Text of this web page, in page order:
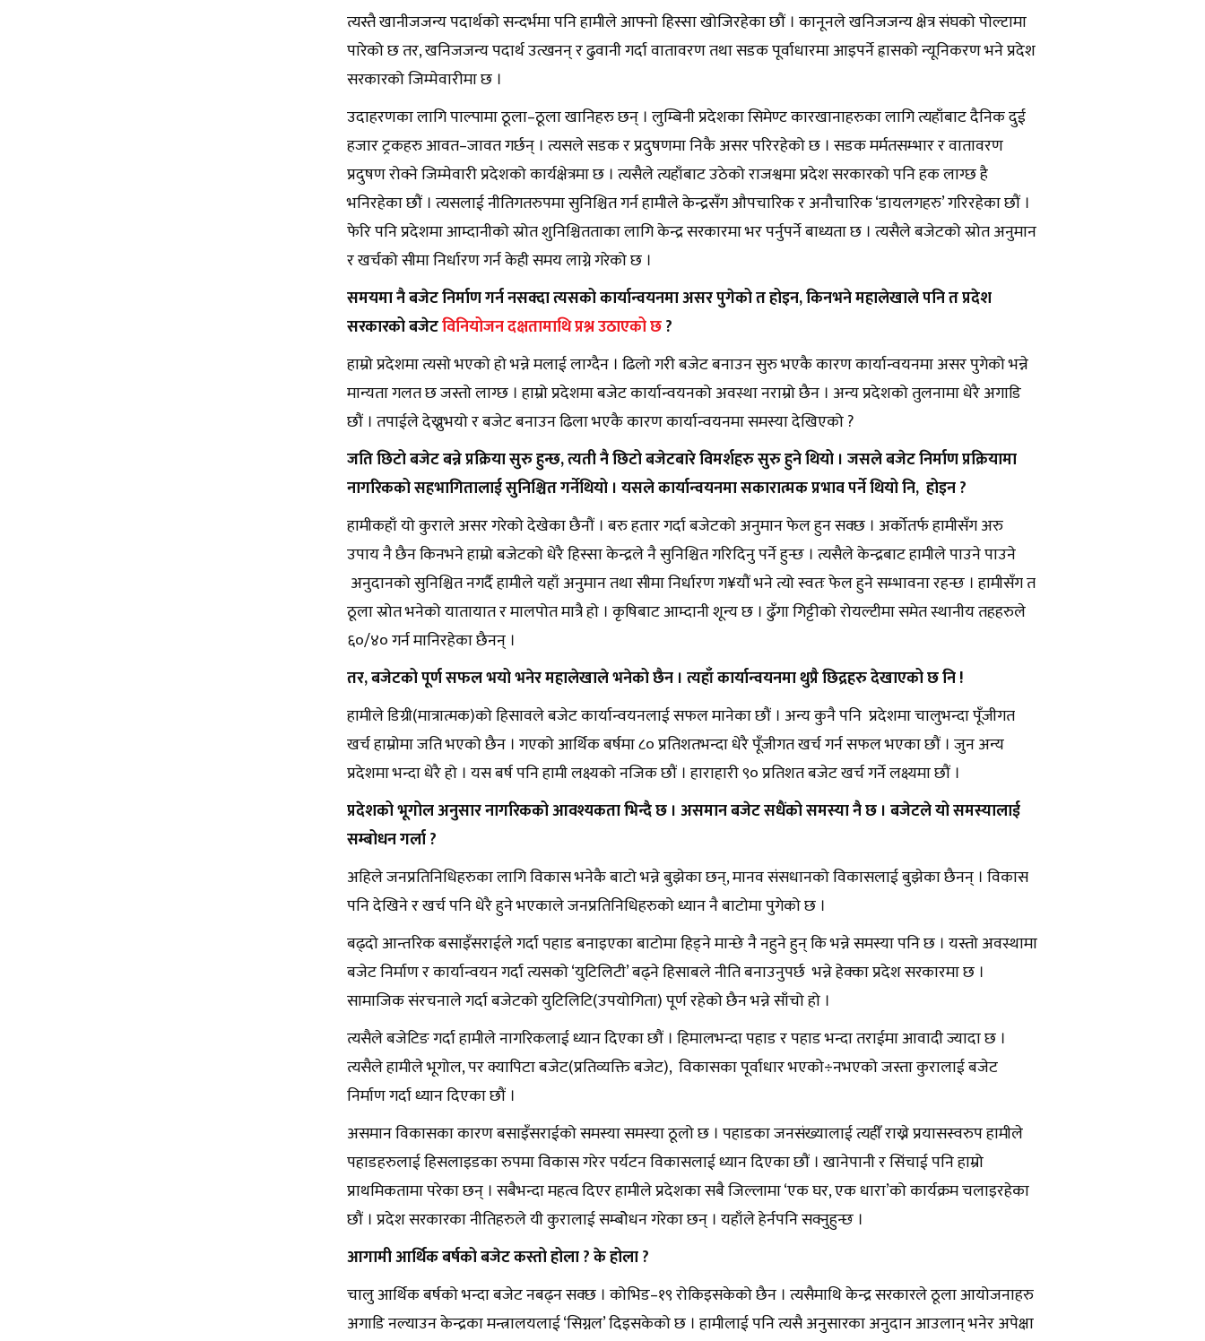
त्यस्तै खानीजजन्य पदार्थको सन्दर्भमा पनि हामीले आफ्नो हिस्सा खोजिरहेका छौं । कानूनले खनिजजन्य क्षेत्र संघको पोल्टामा
पारेको छ तर, खनिजजन्य पदार्थ उत्खनन् र ढुवानी गर्दा वातावरण तथा सडक पूर्वाधारमा आइपर्ने ह्रासको न्यूनिकरण भने प्रदेश
सरकारको जिम्मेवारीमा छ ।
उदाहरणका लागि पाल्पामा ठूला–ठूला खानिहरु छन् । लुम्बिनी प्रदेशका सिमेण्ट कारखानाहरुका लागि त्यहाँबाट दैनिक दुई
हजार ट्रकहरु आवत–जावत गर्छन् । त्यसले सडक र प्रदुषणमा निकै असर परिरहेको छ । सडक मर्मतसम्भार र वातावरण
प्रदुषण रोक्ने जिम्मेवारी प्रदेशको कार्यक्षेत्रमा छ । त्यसैले त्यहाँबाट उठेको राजश्वमा प्रदेश सरकारको पनि हक लाग्छ है
भनिरहेका छौं । त्यसलाई नीतिगतरुपमा सुनिश्चित गर्न हामीले केन्द्रसँग औपचारिक र अनौचारिक ‘डायलगहरु’ गरिरहेका छौं ।
फेरि पनि प्रदेशमा आम्दानीको स्रोत शुनिश्चितताका लागि केन्द्र सरकारमा भर पर्नुपर्ने बाध्यता छ । त्यसैले बजेटको स्रोत अनुमान
र खर्चको सीमा निर्धारण गर्न केही समय लाग्ने गरेको छ ।
समयमा नै बजेट निर्माण गर्न नसक्दा त्यसको कार्यान्वयनमा असर पुगेको त होइन, किनभने महालेखाले पनि त प्रदेश
सरकारको बजेटविनियोजन दक्षतामाथि प्रश्न उठाएको छ?
हाम्रो प्रदेशमा त्यसो भएको हो भन्ने मलाई लाग्दैन । ढिलो गरी बजेट बनाउन सुरु भएकै कारण कार्यान्वयनमा असर पुगेको भन्ने
मान्यता गलत छ जस्तो लाग्छ । हाम्रो प्रदेशमा बजेट कार्यान्वयनको अवस्था नराम्रो छैन । अन्य प्रदेशको तुलनामा धेरै अगाडि
छौं । तपाईले देख्नुभयो र बजेट बनाउन ढिला भएकै कारण कार्यान्वयनमा समस्या देखिएको ?
जति छिटो बजेट बन्ने प्रक्रिया सुरु हुन्छ, त्यती नै छिटो बजेटबारे विमर्शहरु सुरु हुने थियो । जसले बजेट निर्माण प्रक्रियामा
नागरिकको सहभागितालाई सुनिश्चित गर्नेथियो । यसले कार्यान्वयनमा सकारात्मक प्रभाव पर्ने थियो नि, होइन ?
हामीकहाँ यो कुराले असर गरेको देखेका छैनौं । बरु हतार गर्दा बजेटको अनुमान फेल हुन सक्छ । अर्कोतर्फ हामीसँग अरु
उपाय नै छैन किनभने हाम्रो बजेटको धेरै हिस्सा केन्द्रले नै सुनिश्चित गरिदिनु पर्ने हुन्छ । त्यसैले केन्द्रबाट हामीले पाउने पाउने
अनुदानको सुनिश्चित नगर्दै हामीले यहाँ अनुमान तथा सीमा निर्धारण ग¥यौं भने त्यो स्वतः फेल हुने सम्भावना रहन्छ । हामीसँग त
ठूला स्रोत भनेको यातायात र मालपोत मात्रै हो । कृषिबाट आम्दानी शून्य छ । ढुँगा गिट्टीको रोयल्टीमा समेत स्थानीय तहहरुले
६०/४० गर्न मानिरहेका छैनन् ।
तर, बजेटको पूर्ण सफल भयो भनेर महालेखाले भनेको छैन । त्यहाँ कार्यान्वयनमा थुप्रै छिद्रहरु देखाएको छ नि !
हामीले डिग्री(मात्रात्मक)को हिसावले बजेट कार्यान्वयनलाई सफल मानेका छौं । अन्य कुनै पनि प्रदेशमा चालुभन्दा पूँजीगत
खर्च हाम्रोमा जति भएको छैन । गएको आर्थिक बर्षमा ८० प्रतिशतभन्दा धेरै पूँजीगत खर्च गर्न सफल भएका छौं । जुन अन्य
प्रदेशमा भन्दा धेरै हो । यस बर्ष पनि हामी लक्ष्यको नजिक छौं । हाराहारी ९० प्रतिशत बजेट खर्च गर्ने लक्ष्यमा छौं ।
प्रदेशको भूगोल अनुसार नागरिकको आवश्यकता भिन्दै छ । असमान बजेट सधैंको समस्या नै छ । बजेटले यो समस्यालाई
सम्बोधन गर्ला ?
अहिले जनप्रतिनिधिहरुका लागि विकास भनेकै बाटो भन्ने बुझेका छन्, मानव संसधानको विकासलाई बुझेका छैनन् । विकास
पनि देखिने र खर्च पनि धेरै हुने भएकाले जनप्रतिनिधिहरुको ध्यान नै बाटोमा पुगेको छ ।
बढ्दो आन्तरिक बसाइँसराईले गर्दा पहाड बनाइएका बाटोमा हिड्ने मान्छे नै नहुने हुन् कि भन्ने समस्या पनि छ । यस्तो अवस्थामा
बजेट निर्माण र कार्यान्वयन गर्दा त्यसको ‘युटिलिटी’ बढ्ने हिसाबले नीति बनाउनुपर्छ भन्ने हेक्का प्रदेश सरकारमा छ ।
सामाजिक संरचनाले गर्दा बजेटको युटिलिटि(उपयोगिता) पूर्ण रहेको छैन भन्ने साँचो हो ।
त्यसैले बजेटिङ गर्दा हामीले नागरिकलाई ध्यान दिएका छौं । हिमालभन्दा पहाड र पहाड भन्दा तराईमा आवादी ज्यादा छ ।
त्यसैले हामीले भूगोल, पर क्यापिटा बजेट(प्रतिव्यक्ति बजेट), विकासका पूर्वाधार भएको÷नभएको जस्ता कुरालाई बजेट
निर्माण गर्दा ध्यान दिएका छौं ।
असमान विकासका कारण बसाइँसराईको समस्या समस्या ठूलो छ । पहाडका जनसंख्यालाई त्यहीँ राख्ने प्रयासस्वरुप हामीले
पहाडहरुलाई हिसलाइडका रुपमा विकास गरेर पर्यटन विकासलाई ध्यान दिएका छौं । खानेपानी र सिंचाई पनि हाम्रो
प्राथमिकतामा परेका छन् । सबैभन्दा महत्व दिएर हामीले प्रदेशका सबै जिल्लामा ‘एक घर, एक धारा’को कार्यक्रम चलाइरहेका
छौं । प्रदेश सरकारका नीतिहरुले यी कुरालाई सम्बोेधन गरेका छन् । यहाँले हेर्नपनि सक्नुहुन्छ ।
आगामी आर्थिक बर्षको बजेट कस्तो होला ? के होला ?
चालु आर्थिक बर्षको भन्दा बजेट नबढ्न सक्छ । कोभिड–१९ रोकिइसकेको छैन । त्यसैमाथि केन्द्र सरकारले ठूला आयोजनाहरु
अगाडि नल्याउन केन्द्रका मन्त्रालयलाई ‘सिग्नल’ दिइसकेको छ । हामीलाई पनि त्यसै अनुसारका अनुदान आउलान् भनेर अपेक्षा